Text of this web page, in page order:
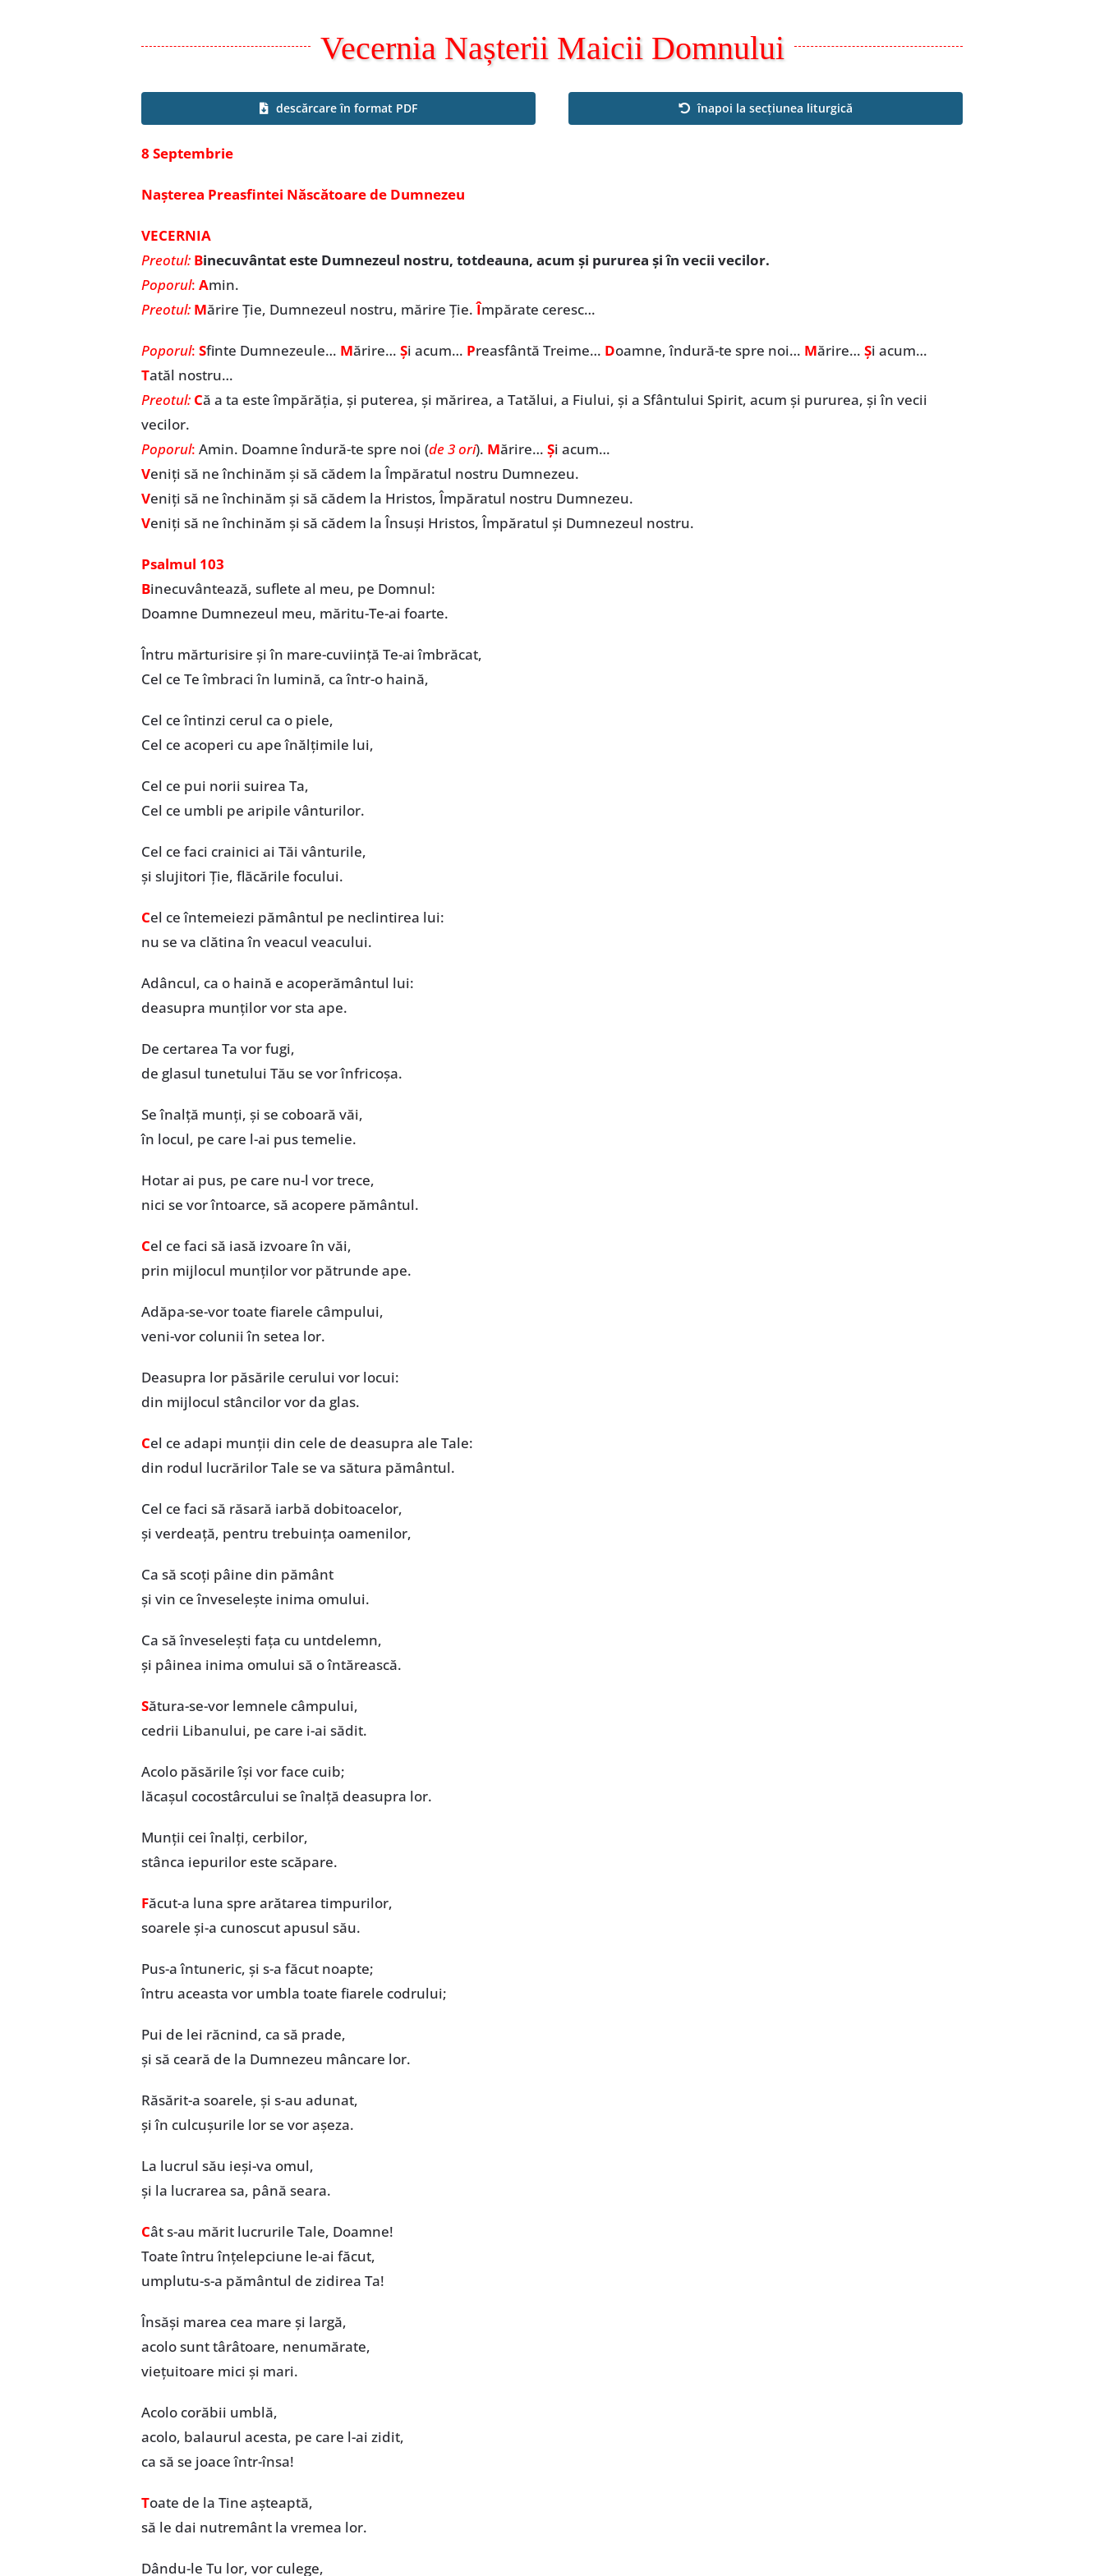
Vecernia Nașterii Maicii Domnului
descărcare în format PDF înapoi la secțiunea liturgică
8 Septembrie
Nașterea Preasfintei Născătoare de Dumnezeu
VECERNIA
Preotul: Binecuvântat este Dumnezeul nostru, totdeauna, acum și pururea și în vecii vecilor.
Poporul: Amin.
Preotul: Mărire Ție, Dumnezeul nostru, mărire Ție.Împărate ceresc…
Poporul: Sfinte Dumnezeule… Mărire… Și acum… Preasfântă Treime… Doamne, îndură-te spre noi… Mărire… Și acum…
Tatăl nostru…
Preotul: Că a ta este împărăția, și puterea, și mărirea, a Tatălui, a Fiului, și a Sfântului Spirit, acum și pururea, și în vecii
vecilor.
Poporul: Amin. Doamne îndură-te spre noi (de 3 ori). Mărire… Și acum…
Veniți să ne închinăm și să cădem la Împăratul nostru Dumnezeu.
Veniți să ne închinăm și să cădem la Hristos, Împăratul nostru Dumnezeu.
Veniți să ne închinăm și să cădem la Însuși Hristos, Împăratul și Dumnezeul nostru.
Psalmul 103
Binecuvântează, suflete al meu, pe Domnul:
Doamne Dumnezeul meu, măritu-Te-ai foarte.
Întru mărturisire și în mare-cuviință Te-ai îmbrăcat,
Cel ce Te îmbraci în lumină, ca într-o haină,
Cel ce întinzi cerul ca o piele,
Cel ce acoperi cu ape înălțimile lui,
Cel ce pui norii suirea Ta,
Cel ce umbli pe aripile vânturilor.
Cel ce faci crainici ai Tăi vânturile,
și slujitori Ție, flăcările focului.
Cel ce întemeiezi pământul pe neclintirea lui:
nu se va clătina în veacul veacului.
Adâncul, ca o haină e acoperământul lui:
deasupra munților vor sta ape.
De certarea Ta vor fugi,
de glasul tunetului Tău se vor înfricoșa.
Se înalță munți, și se coboară văi,
în locul, pe care l-ai pus temelie.
Hotar ai pus, pe care nu-l vor trece,
nici se vor întoarce, să acopere pământul.
Cel ce faci să iasă izvoare în văi,
prin mijlocul munților vor pătrunde ape.
Adăpa-se-vor toate fiarele câmpului,
veni-vor colunii în setea lor.
Deasupra lor păsările cerului vor locui:
din mijlocul stâncilor vor da glas.
Cel ce adapi munții din cele de deasupra ale Tale:
din rodul lucrărilor Tale se va sătura pământul.
Cel ce faci să răsară iarbă dobitoacelor,
și verdeață, pentru trebuința oamenilor,
Ca să scoți pâine din pământ
și vin ce înveselește inima omului.
Ca să înveselești fața cu untdelemn,
și pâinea inima omului să o întărească.
Sătura-se-vor lemnele câmpului,
cedrii Libanului, pe care i-ai sădit.
Acolo păsările își vor face cuib;
lăcașul cocostârcului se înalță deasupra lor.
Munții cei înalți, cerbilor,
stânca iepurilor este scăpare.
Făcut-a luna spre arătarea timpurilor,
soarele și-a cunoscut apusul său.
Pus-a întuneric, și s-a făcut noapte;
întru aceasta vor umbla toate fiarele codrului;
Pui de lei răcnind, ca să prade,
și să ceară de la Dumnezeu mâncare lor.
Răsărit-a soarele, și s-au adunat,
și în culcușurile lor se vor așeza.
La lucrul său ieși-va omul,
și la lucrarea sa, până seara.
Cât s-au mărit lucrurile Tale, Doamne!
Toate întru înțelepciune le-ai făcut,
umplutu-s-a pământul de zidirea Ta!
Însăși marea cea mare și largă,
acolo sunt târâtoare, nenumărate,
viețuitoare mici și mari.
Acolo corăbii umblă,
acolo, balaurul acesta, pe care l-ai zidit,
ca să se joace într-însa!
Toate de la Tine așteaptă,
să le dai nutremânt la vremea lor.
Dându-le Tu lor, vor culege,